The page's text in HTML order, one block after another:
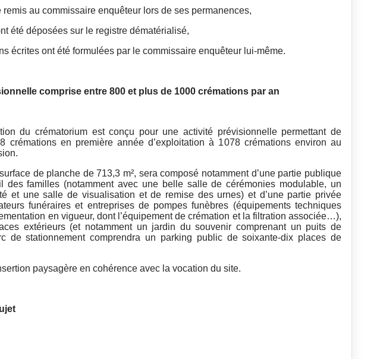
remis au commissaire enquêteur lors de ses permanences,
été déposées sur le registre dématérialisé,
écrites ont été formulées par le commissaire enquêteur lui-même.
comprise entre 800 et plus de 1000 crémations par an
du crématorium est conçu pour une activité prévisionnelle permettant de
crémations en première année d’exploitation à 1078 crémations environ au
de planche de 713,3 m², sera composé notamment d’une partie publique
des familles (notamment avec une belle salle de cérémonies modulable, un
et une salle de visualisation et de remise des urnes) et d’une partie privée
funéraires et entreprises de pompes funèbres (équipements techniques
en vigueur, dont l’équipement de crémation et la filtration associée…),
extérieurs (et notamment un jardin du souvenir comprenant un puits de
de stationnement comprendra un parking public de soixante-dix places de
paysagère en cohérence avec la vocation du site.